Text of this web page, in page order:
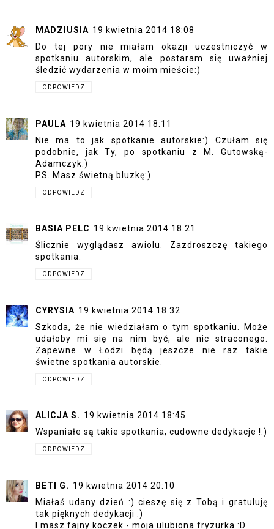
MADZIUSIA 19 kwietnia 2014 18:08
Do tej pory nie miałam okazji uczestniczyć w
spotkaniu autorskim, ale postaram się uważniej
śledzić wydarzenia w moim mieście:)
ODPOWIEDZ
PAULA 19 kwietnia 2014 18:11
Nie ma to jak spotkanie autorskie:) Czułam się
podobnie, jak Ty, po spotkaniu z M. Gutowską-
Adamczyk:)
PS. Masz świetną bluzkę:)
ODPOWIEDZ
BASIA PELC 19 kwietnia 2014 18:21
Ślicznie wyglądasz awiolu. Zazdroszczę takiego
spotkania.
ODPOWIEDZ
CYRYSIA 19 kwietnia 2014 18:32
Szkoda, że nie wiedziałam o tym spotkaniu. Może
udałoby mi się na nim być, ale nic straconego.
Zapewne w Łodzi będą jeszcze nie raz takie
świetne spotkania autorskie.
ODPOWIEDZ
ALICJA S. 19 kwietnia 2014 18:45
Wspaniałe są takie spotkania, cudowne dedykacje !:)
ODPOWIEDZ
BETI G. 19 kwietnia 2014 20:10
Miałaś udany dzień :) cieszę się z Tobą i gratuluję
tak pięknych dedykacji :)
I masz fajny koczek - moja ulubiona fryzurka :D